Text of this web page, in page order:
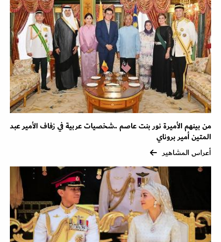
من بينهم الأميرة نور بنت عاصم ..شخصيات عربية في زفاف الأمير عبد
المتين أمير بروناي
أعراس المشاهير